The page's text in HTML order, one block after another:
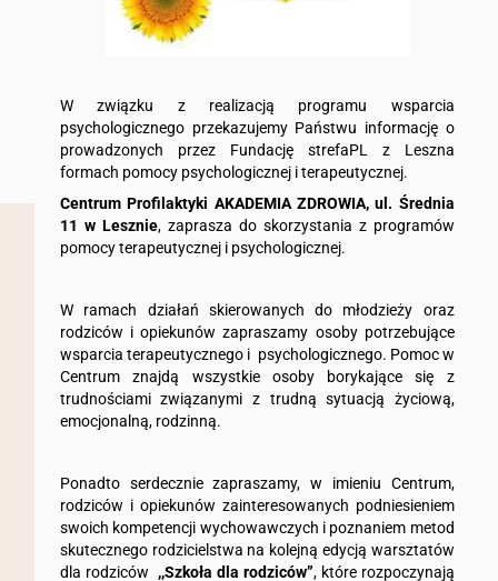
W związku z realizacją programu wsparcia
psychologicznego przekazujemy Państwu informację o
prowadzonych przez Fundację strefaPL z Leszna
formach pomocy psychologicznej i terapeutycznej.
Centrum Profilaktyki AKADEMIA ZDROWIA, ul. Średnia
11 w Lesznie, zaprasza do skorzystania z programów
pomocy terapeutycznej i psychologicznej.
W ramach działań skierowanych do młodzieży oraz
rodziców i opiekunów zapraszamy osoby potrzebujące
wsparcia terapeutycznego i psychologicznego. Pomoc w
Centrum znajdą wszystkie osoby borykające się z
trudnościami związanymi z trudną sytuacją życiową,
emocjonalną, rodzinną.
Ponadto serdecznie zapraszamy, w imieniu Centrum,
rodziców i opiekunów zainteresowanych podniesieniem
swoich kompetencji wychowawczych i poznaniem metod
skutecznego rodzicielstwa na kolejną edycją warsztatów
dla rodziców ,,Szkoła dla rodziców”, które rozpoczynają